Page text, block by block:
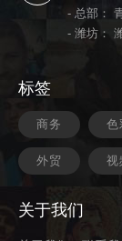
- 总部：
- 潍坊：
标签
商务 色
外贸 视
关于我们